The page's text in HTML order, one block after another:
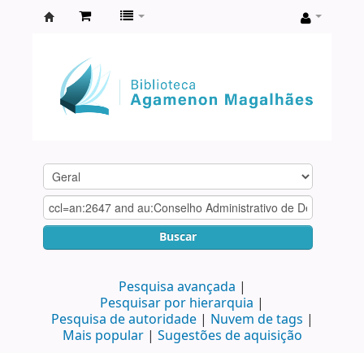
Agamenon
Magalhães
Buscar
Pesquisa avançada
Pesquisar por hierarquia
Pesquisa de autoridade
Nuvem de tags
Mais popular
Sugestões de aquisição